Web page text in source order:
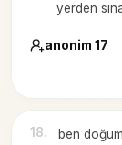
yerden
anonim 17
18.
ben